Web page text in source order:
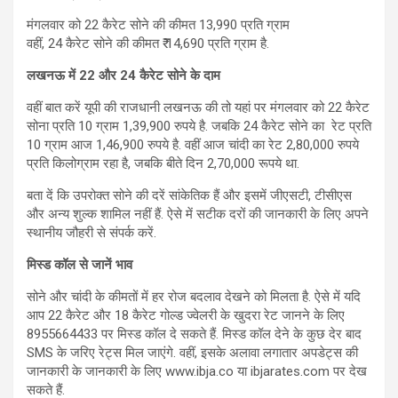
मंगलवार को 22 कैरेट सोने की कीमत 13,990 प्रति ग्राम
वहीं, 24 कैरेट सोने की कीमत ₹ 14,690 प्रति ग्राम है.
लखनऊ में 22 और 24 कैरेट सोने के दाम
वहीं बात करें यूपी की राजधानी लखनऊ की तो यहां पर मंगलवार को 22 कैरेट
सोना प्रति 10 ग्राम 1,39,900 रुपये है. जबकि 24 कैरेट सोने का रेट प्रति
10 ग्राम आज 1,46,900 रुपये है. वहीं आज चांदी का रेट 2,80,000 रुपये
प्रति किलोग्राम रहा है, जबकि बीते दिन 2,70,000 रूपये था.
बता दें कि उपरोक्त सोने की दरें सांकेतिक हैं और इसमें जीएसटी, टीसीएस
और अन्य शुल्क शामिल नहीं हैं. ऐसे में सटीक दरों की जानकारी के लिए अपने
स्थानीय जौहरी से संपर्क करें.
मिस्ड कॉल से जानें भाव
सोने और चांदी के कीमतों में हर रोज बदलाव देखने को मिलता है. ऐसे में यदि
आप 22 कैरेट और 18 कैरेट गोल्ड ज्वेलरी के खुदरा रेट जानने के लिए
8955664433 पर मिस्ड कॉल दे सकते हैं. मिस्‍ड कॉल देने के कुछ देर बाद
SMS के जरिए रेट्स मिल जाएंगे. वहीं, इसके अलावा लगातार अपडेट्स की
जानकारी के जानकारी के लिए www.ibja.co या ibjarates.com पर देख
सकते हैं.